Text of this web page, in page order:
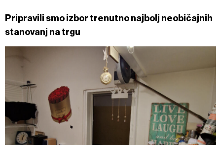
Pripravili smo izbor trenutno najbolj neobičajnih
stanovanj na trgu